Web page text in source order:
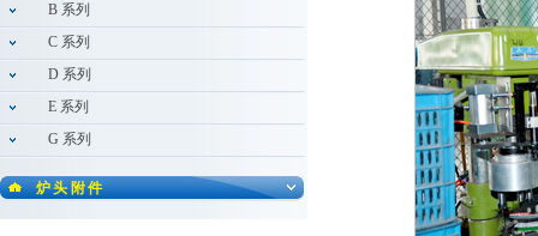
B 系列
C 系列
D 系列
E 系列
G 系列
炉头附件